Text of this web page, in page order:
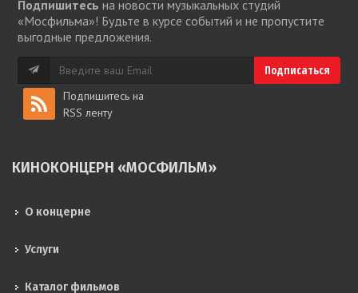
Подпишитесь на новости музыкальных студий
«Мосфильма»! Будьте в курсе событий и не пропустите
выгодные предложения.
Подпишитесь на
RSS ленту
КИНОКОНЦЕРН «МОСФИЛЬМ»
О концерне
Услуги
Каталог фильмов